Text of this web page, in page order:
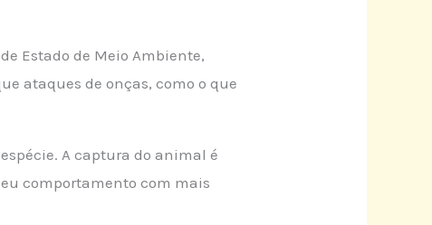
Estado de Meio Ambiente,
ataques de onças, como o que
A captura do animal é
comportamento com mais